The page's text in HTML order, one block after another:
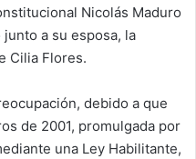
Nicolás Maduro
a su esposa, la
Cilia Flores.
debido a que
de 2001, promulgada por
una Ley Habilitante,